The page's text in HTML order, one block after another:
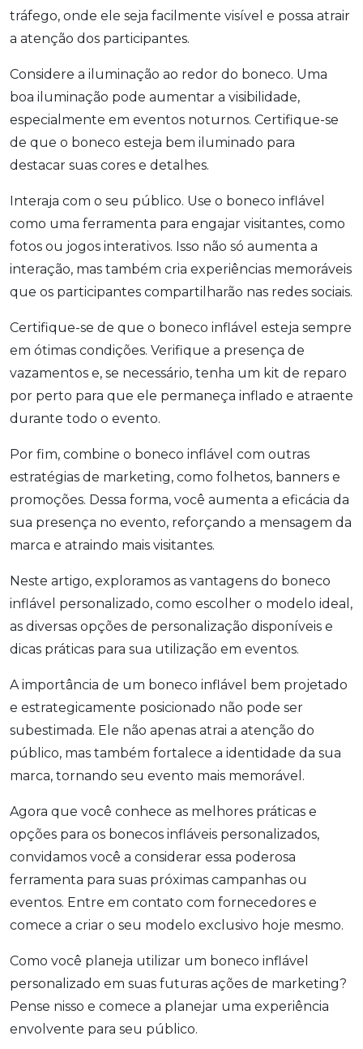
tráfego, onde ele seja facilmente visível e possa atrair
a atenção dos participantes.
Considere a iluminação ao redor do boneco. Uma
boa iluminação pode aumentar a visibilidade,
especialmente em eventos noturnos. Certifique-se
de que o boneco esteja bem iluminado para
destacar suas cores e detalhes.
Interaja com o seu público. Use o boneco inflável
como uma ferramenta para engajar visitantes, como
fotos ou jogos interativos. Isso não só aumenta a
interação, mas também cria experiências memoráveis
que os participantes compartilharão nas redes sociais.
Certifique-se de que o boneco inflável esteja sempre
em ótimas condições. Verifique a presença de
vazamentos e, se necessário, tenha um kit de reparo
por perto para que ele permaneça inflado e atraente
durante todo o evento.
Por fim, combine o boneco inflável com outras
estratégias de marketing, como folhetos, banners e
promoções. Dessa forma, você aumenta a eficácia da
sua presença no evento, reforçando a mensagem da
marca e atraindo mais visitantes.
Neste artigo, exploramos as vantagens do boneco
inflável personalizado, como escolher o modelo ideal,
as diversas opções de personalização disponíveis e
dicas práticas para sua utilização em eventos.
A importância de um boneco inflável bem projetado
e estrategicamente posicionado não pode ser
subestimada. Ele não apenas atrai a atenção do
público, mas também fortalece a identidade da sua
marca, tornando seu evento mais memorável.
Agora que você conhece as melhores práticas e
opções para os bonecos infláveis personalizados,
convidamos você a considerar essa poderosa
ferramenta para suas próximas campanhas ou
eventos. Entre em contato com fornecedores e
comece a criar o seu modelo exclusivo hoje mesmo.
Como você planeja utilizar um boneco inflável
personalizado em suas futuras ações de marketing?
Pense nisso e comece a planejar uma experiência
envolvente para seu público.